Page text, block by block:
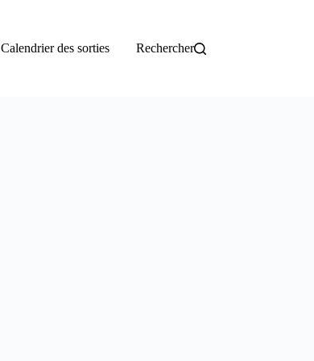
Calendrier des sorties Rechercher